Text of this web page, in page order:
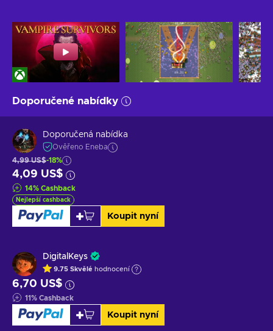
Doporučené nabídky
Doporučená nabídka
Ověřeno Eneba
4,99 US$-18%
4,09 US$
14% Cashback
Nejlepší cashback
Koupit nyní
DigitalKeys
9.75 Skvělé hodnocení
6,70 US$
11% Cashback
Koupit nyní